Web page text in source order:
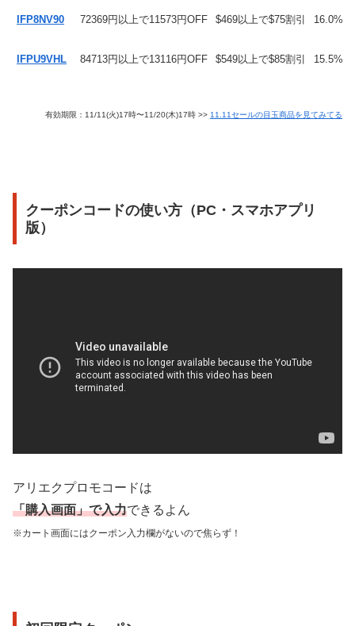
IFP8NV90 72369円以上で11573円OFF $469以上で$75割引 16.0%
IFPU9VHL 84713円以上で13116円OFF $549以上で$85割引 15.5%
有効期限： 11/11(火)17時〜11/20(木)17時 >> 11.11セールの目玉商品を見てみてる
クーポンコードの使い方（PC・スマホアプリ
版）
アリエクプロモコードは
「購入画面」で入力できるよん
※カート画面にはクーポン入力欄がないので焦らず！